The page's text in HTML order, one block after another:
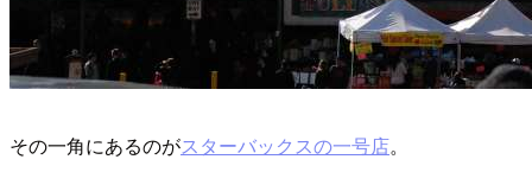
その一角にあるのがスターバックスの一号店。